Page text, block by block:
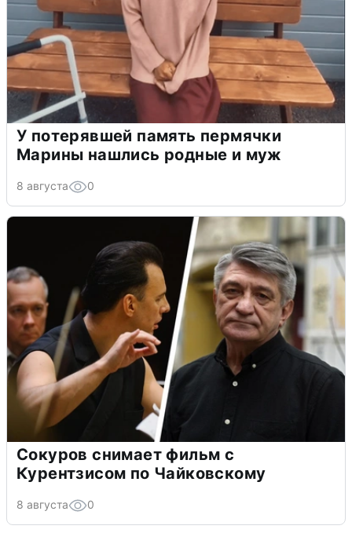
У потерявшей память пермячки
Марины нашлись родные и муж
8 августа 0
Сокуров снимает фильм с
Курентзисом по Чайковскому
8 августа 0